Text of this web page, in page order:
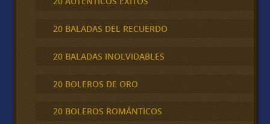
20 BALADAS DEL RECUERDO
20 BALADAS INOLVIDABLES
20 BOLEROS DE ORO
20 BOLEROS ROMÁNTICOS